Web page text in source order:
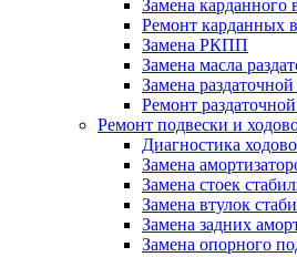
Замена карданного
Ремонт карданных
Замена РКПП
Замена масла
Замена
Ремонт
Ремонт подвески и
Диагностика
Замена
Замена стоек
Замена втулок
Замена задних
Замена опорного